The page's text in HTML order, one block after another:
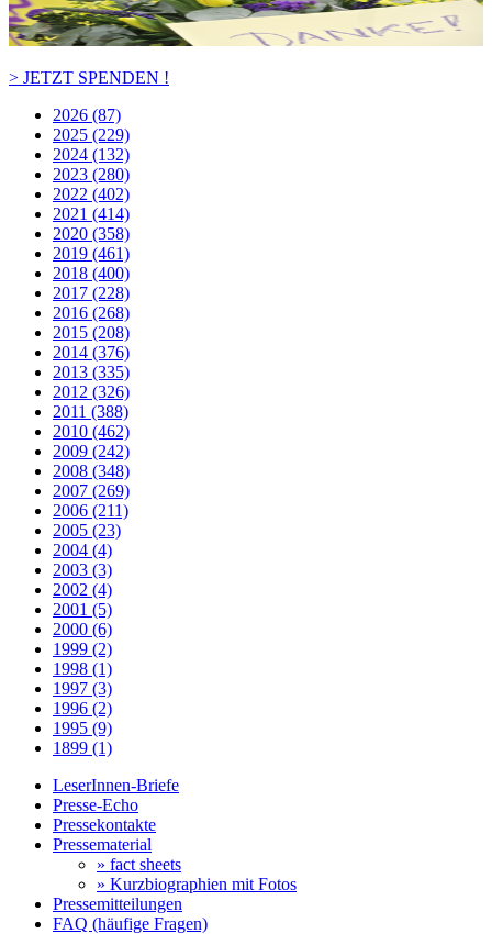
> JETZT SPENDEN !
2026 (87)
2025 (229)
2024 (132)
2023 (280)
2022 (402)
2021 (414)
2020 (358)
2019 (461)
2018 (400)
2017 (228)
2016 (268)
2015 (208)
2014 (376)
2013 (335)
2012 (326)
2011 (388)
2010 (462)
2009 (242)
2008 (348)
2007 (269)
2006 (211)
2005 (23)
2004 (4)
2003 (3)
2002 (4)
2001 (5)
2000 (6)
1999 (2)
1998 (1)
1997 (3)
1996 (2)
1995 (9)
1899 (1)
LeserInnen-Briefe
Presse-Echo
Pressekontakte
Pressematerial
» fact sheets
» Kurzbiographien mit Fotos
Pressemitteilungen
FAQ (häufige Fragen)